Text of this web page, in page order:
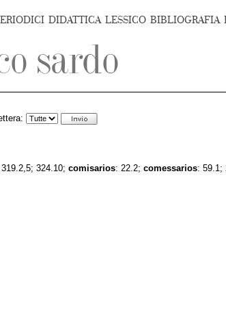
DIDATTICA LESSICO BIBLIOGRAFIA
324.10; comisarios: 22.2; comessarios: 59.1;